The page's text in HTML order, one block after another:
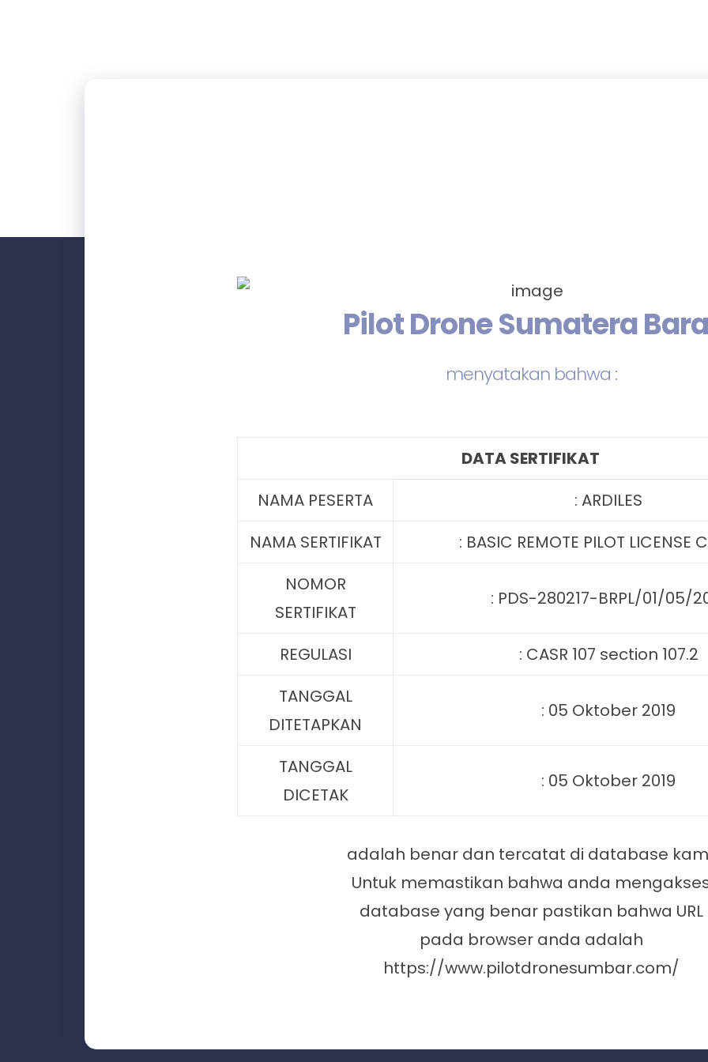
Pilot Drone Sumatera
menyatakan bahwa :
DATA SERTIFIKAT
NAMA PESERTA
: ARDILES
NAMA SERTIFIKAT
: BASIC REMOTE PILOT LICENSE
NOMOR
SERTIFIKAT
: PDS-280217-BRPL/01/05/
REGULASI
: CASR 107 section 107.2
TANGGAL
DITETAPKAN
: 05 Oktober 2019
TANGGAL
DICETAK
: 05 Oktober 2019
adalah benar dan tercatat di database
Untuk memastikan bahwa anda
database yang benar pastikan bahwa URL
pada browser anda adalah
https://www.pilotdronesumbar.com/